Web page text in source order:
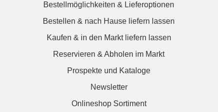
Bestellmöglichkeiten & Lieferoptionen
Bestellen & nach Hause liefern lassen
Kaufen & in den Markt liefern lassen
Reservieren & Abholen im Markt
Prospekte und Kataloge
Newsletter
Onlineshop Sortiment